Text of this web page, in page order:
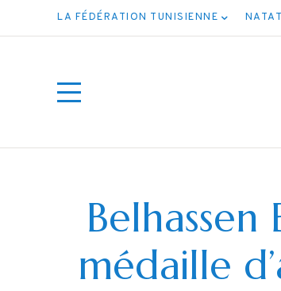
LA FÉDÉRATION TUNISIENNE
médaille